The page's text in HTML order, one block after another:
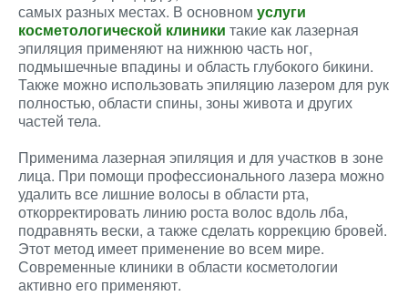
самых разных местах. В основном услуги
косметологической клиники такие как лазерная
эпиляция применяют на нижнюю часть ног,
подмышечные впадины и область глубокого бикини.
Также можно использовать эпиляцию лазером для рук
полностью, области спины, зоны живота и других
частей тела.
Применима лазерная эпиляция и для участков в зоне
лица. При помощи профессионального лазера можно
удалить все лишние волосы в области рта,
откорректировать линию роста волос вдоль лба,
подравнять вески, а также сделать коррекцию бровей.
Этот метод имеет применение во всем мире.
Современные клиники в области косметологии
активно его применяют.